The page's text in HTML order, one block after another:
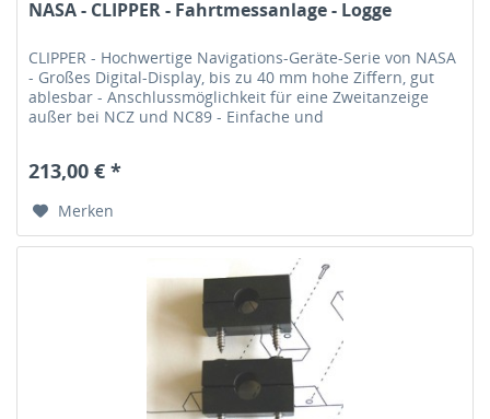
NASA - CLIPPER - Fahrtmessanlage - Logge
CLIPPER - Hochwertige Navigations-Geräte-Serie von NASA
- Großes Digital-Display, bis zu 40 mm hohe Ziffern, gut
ablesbar - Anschlussmöglichkeit für eine Zweitanzeige
außer bei NCZ und NC89 - Einfache und
213,00 € *
Merken